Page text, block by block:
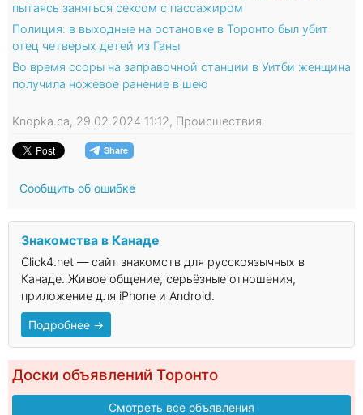
пытаясь заняться сексом с пассажиром
Полиция: в выходные на остановке в Торонто был убит
отец четверых детей из Ганы
Во время ссоры на заправочной станции в Уитби женщина
получила ножевое ранение в шею
Knopka.ca, 29.02.2024 11:12, Происшествия
Сообщить об ошибке
Знакомства в Канаде
Click4.net — сайт знакомств для русскоязычных в
Канаде. Живое общение, серьёзные отношения,
приложение для iPhone и Android.
Подробнее →
Доски объявлений Торонто
Смотреть все объявления